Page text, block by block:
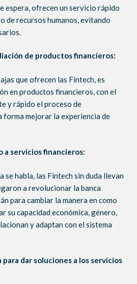
espera, ofrecen un servicio rápido
de recursos humanos, evitando
de productos financieros:
que ofrecen las Fintech, es
en productos financieros, con el
y rápido el proceso de
forma mejorar la experiencia de
a servicios financieros:
se habla, las Fintech sin duda llevan
a revolucionar la banca
para cambiar la manera en como
su capacidad económica, género,
y adaptan con el sistema
dar soluciones a los servicios